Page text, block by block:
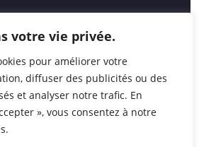
votre vie privée.
pour améliorer votre
diffuser des publicités ou des
et analyser notre trafic. En
», vous consentez à notre
Ivry Sur Seine